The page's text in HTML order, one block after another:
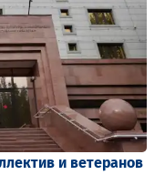
и ветеранов